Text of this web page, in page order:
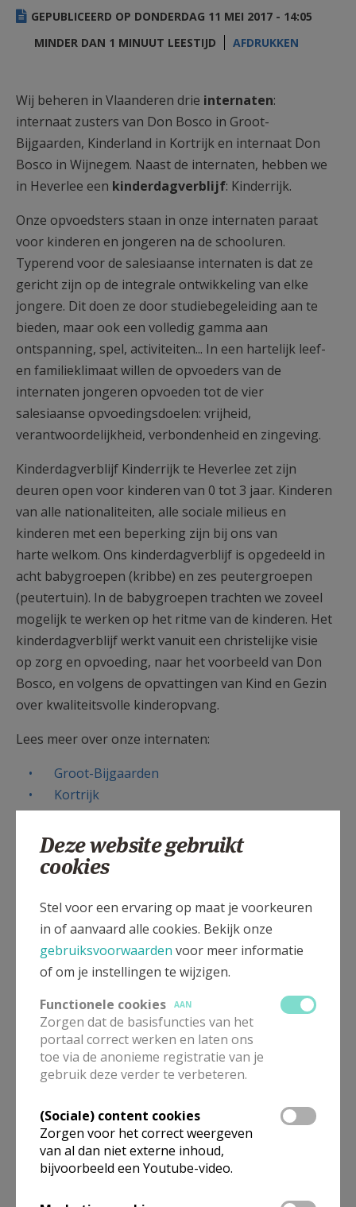
AANMELDEN OF REGISTREREN
GEPUBLICEERD OP DONDERDAG 11 MEI 2017 - 14:05
MINDER DAN 1 MINUUT LEESTIJD
AFDRUKKEN
Wij beheren in Vlaanderen drie internaten:
internaat zusters van Don Bosco in Groot-
Bijgaarden, Kinderland in Kortrijk en internaat Don
Bosco in Wijnegem. Naast de internaten, hebben we
in Heverlee een kinderdagverblijf: Kinderrijk.
Onze opvoedsters staan in onze internaten paraat
voor kinderen en jongeren na de schooluren.
Typerend voor de salesiaanse internaten is dat ze
gericht zijn op de integrale ontwikkeling van elke
jongere. Dit doen ze door studiebegeleiding aan te
bieden, maar ook een volledig gamma aan
ontspanning, spel, activiteiten... In een hartelijk leef-
en familieklimaat willen de opvoeders van de
internaten jongeren opvoeden tot de vier
salesiaanse opvoedingsdoelen: vrijheid,
verantwoordelijkheid, verbondenheid en zingeving.
Kinderdagverblijf Kinderrijk te Heverlee zet zijn
deuren open voor kinderen van 0 tot 3 jaar. Kinderen
van alle nationaliteiten, alle sociale milieus en
kinderen met een beperking zijn bij ons van
harte welkom. Ons kinderdagverblijf is opgedeeld in
acht babygroepen (kribbe) en zes peutergroepen
(peutertuin). In de babygroepen trachten we zoveel
mogelijk te werken op het ritme van de kinderen. Het
kinderdagverblijf werkt vanuit een christelijke visie
op zorg en opvoeding, naar het voorbeeld van Don
Bosco, en volgens de opvattingen van Kind en Gezin
over kwaliteitsvolle kinderopvang.
Lees meer over onze internaten:
Groot-Bijgaarden
Kortrijk
Wijnegem
Ga hier naar de pagina van kinderdagverblijf
Kinderrijk.
Gepubliceerd door
Zusters van Don Bosco
Meer
Artikel
Deze website gebruikt
cookies
Stel voor een ervaring op maat je voorkeuren
in of aanvaard alle cookies. Bekijk onze
gebruiksvoorwaarden voor meer informatie
of om je instellingen te wijzigen.
Functionele cookies
AAN
Zorgen dat de basisfuncties van het
portaal correct werken en laten ons
toe via de anonieme registratie van je
gebruik deze verder te verbeteren.
(Sociale) content cookies
Zorgen voor het correct weergeven
van al dan niet externe inhoud,
bijvoorbeeld een Youtube-video.